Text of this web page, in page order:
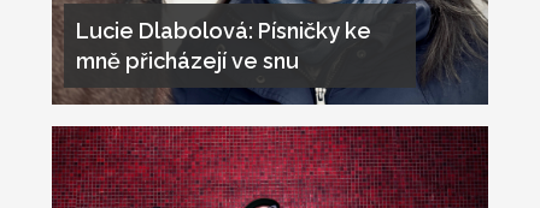
Lucie Dlabolová: Písničky ke
mně přicházejí ve snu